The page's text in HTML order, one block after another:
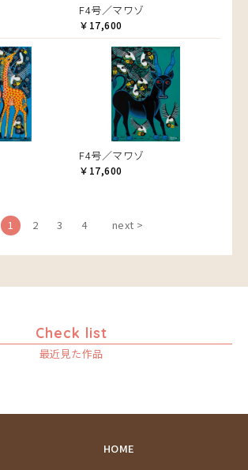
F4号／マワゾ
￥17,600
F4号／マワゾ
￥17,600
1 2 3 4 next >
Check list
最近見た作品
HOME